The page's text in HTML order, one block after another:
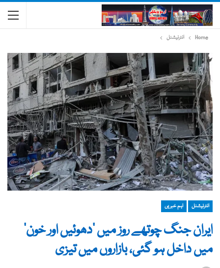
Home انٹرنیشنل
انٹرنیشنل اہم خبریں
ایران جنگ چوتھے روز میں ‘دھوئیں اور خون’
میں داخل ہو گئی، بازاروں میں تیزی